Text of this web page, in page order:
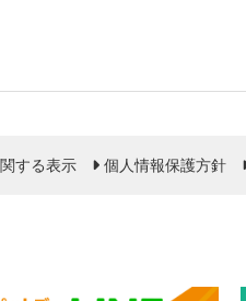
する表示 個人情報保護方針